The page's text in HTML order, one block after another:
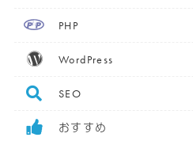
PHP
WordPress
SEO
おすすめ